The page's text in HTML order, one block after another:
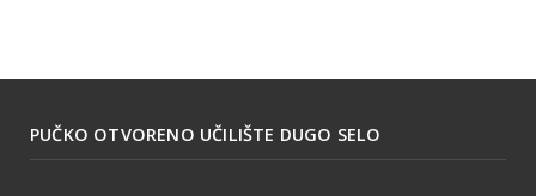
PUČKO OTVORENO UČILIŠTE DUGO SELO